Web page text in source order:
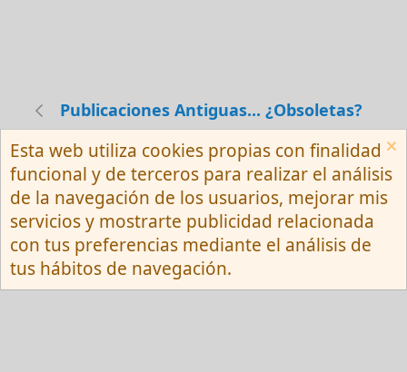
Publicaciones Antiguas... ¿Obsoletas?
Español (Neutro) Tu
Contactarnos
Términos y reglas
Privacy policy
Ayuda
R
S
S
Community platform by XenForo ® © 2010-
2026 XenForo Ltd.
Esta web utiliza cookies propias con finalidad
funcional y de terceros para realizar el análisis
de la navegación de los usuarios, mejorar mis
servicios y mostrarte publicidad relacionada
con tus preferencias mediante el análisis de
tus hábitos de navegación.